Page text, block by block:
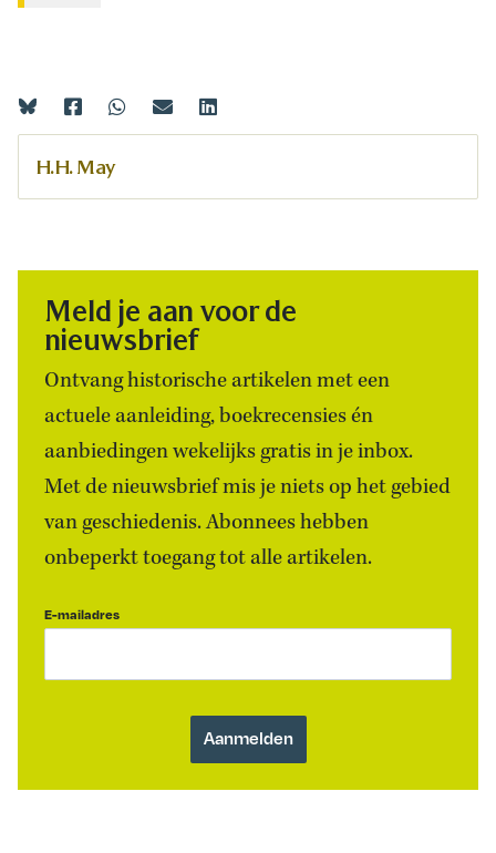
H.H. May
Meld je aan voor de
nieuwsbrief
Ontvang historische artikelen met een
actuele aanleiding, boekrecensies én
aanbiedingen wekelijks gratis in je inbox.
Met de nieuwsbrief mis je niets op het gebied
van geschiedenis. Abonnees hebben
onbeperkt toegang tot alle artikelen.
E-mailadres